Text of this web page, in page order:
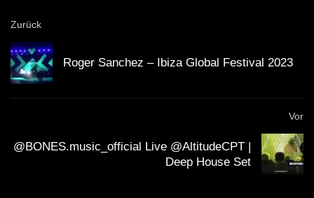
Timing ist alles.
sanft in den Tag zu starten, oder abends, um zu
entspannen.
Rituale entwickeln. Verknüpfe bestimmte
Musikstücke mit bestimmten Tätigkeiten. So
Zurück
Roger Sanchez – Ibiza Global Festival 2023
Vor
@BONES.music_official Live @AltitudeCPT |
Deep House Set